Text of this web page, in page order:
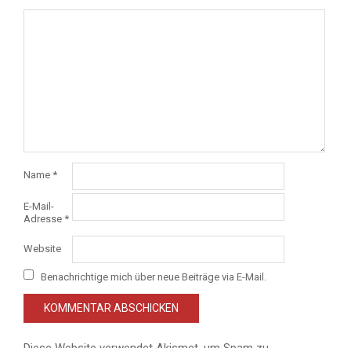
Name *
E-Mail-
Adresse *
Website
Benachrichtige mich über neue Beiträge via E-Mail.